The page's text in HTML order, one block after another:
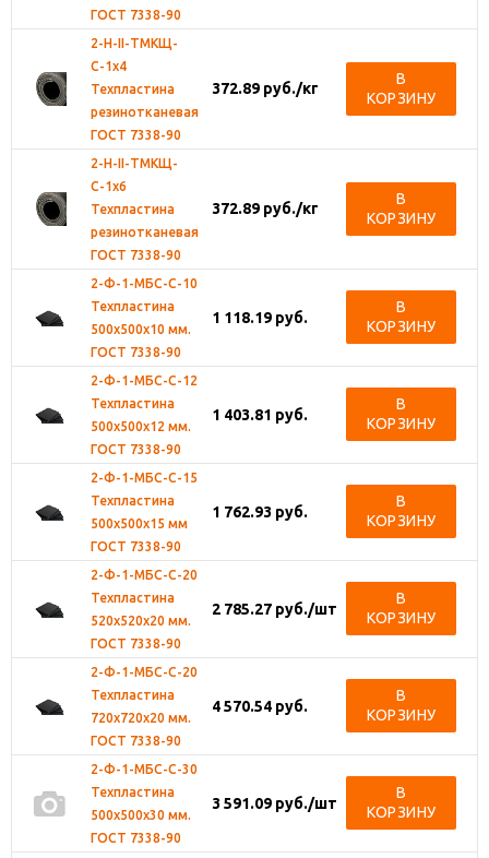
ГОСТ 7338-90
2-Н-II-ТМКЩ-
С-1х4
Техпластина
резинотканевая
ГОСТ 7338-90
372.89 руб./кг
В
КОРЗИНУ
2-Н-II-ТМКЩ-
С-1х6
Техпластина
резинотканевая
ГОСТ 7338-90
372.89 руб./кг
В
КОРЗИНУ
2-Ф-1-МБС-С-10
Техпластина
500х500х10 мм.
ГОСТ 7338-90
1 118.19 руб.
В
КОРЗИНУ
2-Ф-1-МБС-С-12
Техпластина
500х500х12 мм.
ГОСТ 7338-90
1 403.81 руб.
В
КОРЗИНУ
2-Ф-1-МБС-С-15
Техпластина
500х500х15 мм
ГОСТ 7338-90
1 762.93 руб.
В
КОРЗИНУ
2-Ф-1-МБС-С-20
Техпластина
520х520х20 мм.
ГОСТ 7338-90
2 785.27 руб./шт
В
КОРЗИНУ
2-Ф-1-МБС-С-20
Техпластина
720х720х20 мм.
ГОСТ 7338-90
4 570.54 руб.
В
КОРЗИНУ
2-Ф-1-МБС-С-30
Техпластина
500х500х30 мм.
ГОСТ 7338-90
3 591.09 руб./шт
В
КОРЗИНУ